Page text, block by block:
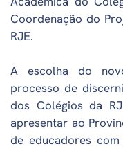
Coordenação do
RJE.
A escolha do
processo de
dos Colégios da
apresentar ao
de educadores